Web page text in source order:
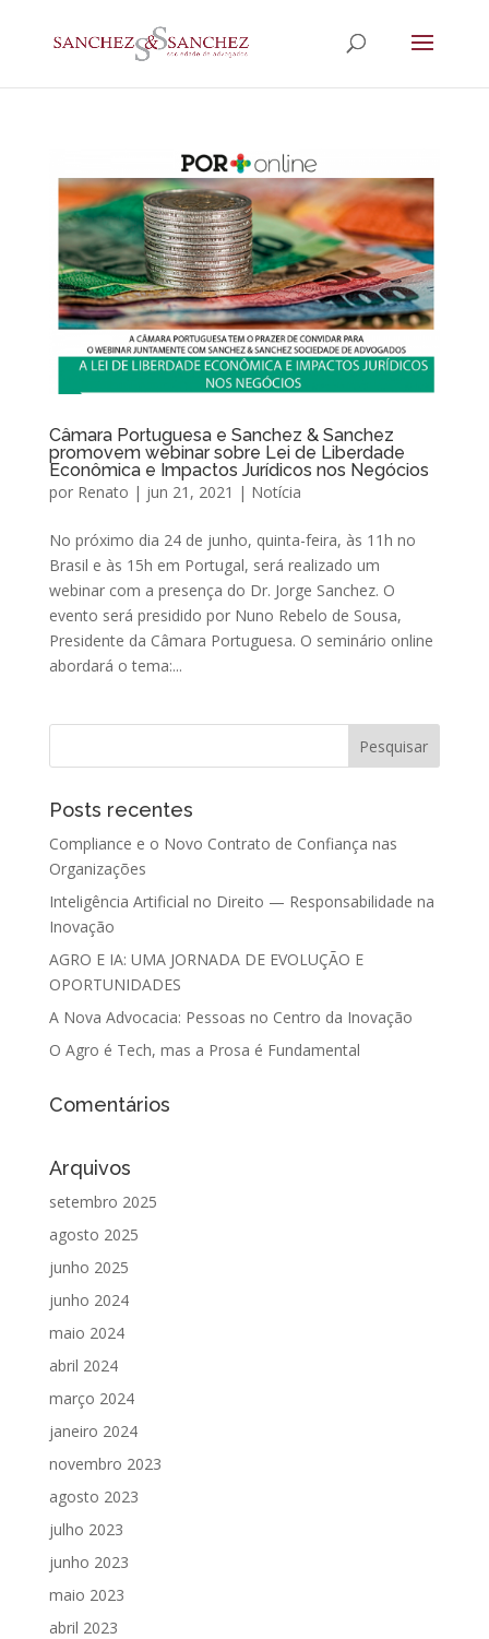
Câmara Portuguesa e Sanchez & Sanchez
promovem webinar sobre Lei de Liberdade
Econômica e Impactos Jurídicos nos Negócios
por Renato | jun 21, 2021 | Notícia
No próximo dia 24 de junho, quinta-feira, às 11h no
Brasil e às 15h em Portugal, será realizado um
webinar com a presença do Dr. Jorge Sanchez. O
evento será presidido por Nuno Rebelo de Sousa,
Presidente da Câmara Portuguesa. O seminário online
abordará o tema:...
Posts recentes
Compliance e o Novo Contrato de Confiança nas
Organizações
Inteligência Artificial no Direito — Responsabilidade na
Inovação
AGRO E IA: UMA JORNADA DE EVOLUÇÃO E
OPORTUNIDADES
A Nova Advocacia: Pessoas no Centro da Inovação
O Agro é Tech, mas a Prosa é Fundamental
Comentários
Arquivos
setembro 2025
agosto 2025
junho 2025
junho 2024
maio 2024
abril 2024
março 2024
janeiro 2024
novembro 2023
agosto 2023
julho 2023
junho 2023
maio 2023
abril 2023